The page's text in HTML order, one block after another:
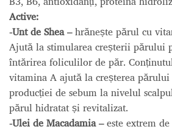
Active:
-Unt de Shea –hrănește părul cu
Ajută la stimularea creșterii părului
întărirea foliculilor de păr.
vitamina A ajută la creșterea
producției de sebum la nivelul
părul hidratat și revitalizat.
-Ulei de Macadamia –este extrem